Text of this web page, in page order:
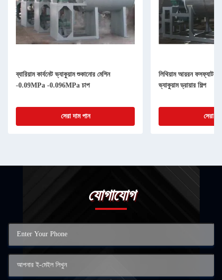
ব্যারিয়াম কার্বনেট ভ্যাকুয়াম শুকানোর মেশিন
-0.09MPa -0.096MPa চাপ
সেরা দাম পান
লিথিয়াম আয়রন ফসফ্যাট
ভ্যাকুয়াম ড্রায়ার শিল্প
সেরা
যোগাযোগ